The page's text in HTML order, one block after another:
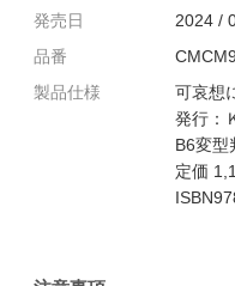
発売日
2024 /
品番
製品仕様
可哀想
発行：
B6変型
定価